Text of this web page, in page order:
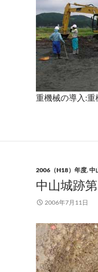
重機械の導入:重
2006（H18）年度,中
中山城跡
2006年7月11日